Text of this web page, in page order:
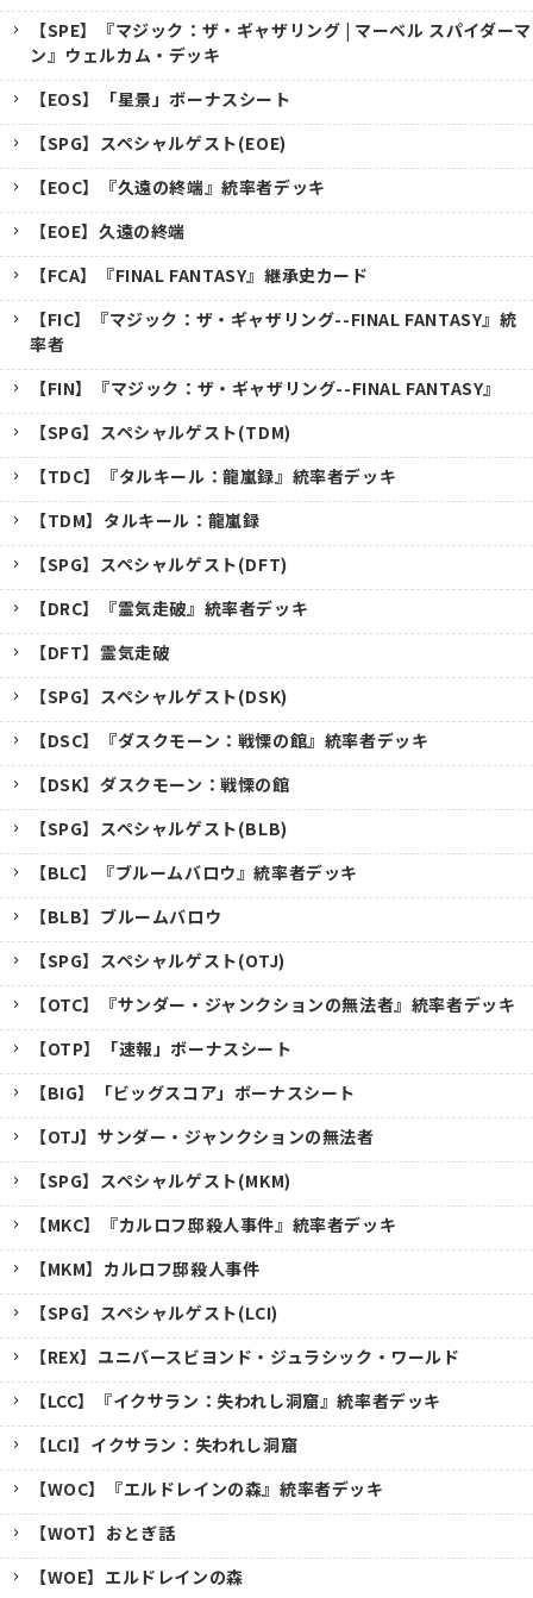
【SPE】『マジック：ザ・ギャザリング | マーベル スパイダーマ
ン』ウェルカム・デッキ
【EOS】「星景」ボーナスシート
【SPG】スペシャルゲスト(EOE)
【EOC】『久遠の終端』統率者デッキ
【EOE】久遠の終端
【FCA】『FINAL FANTASY』継承史カード
【FIC】『マジック：ザ・ギャザリング--FINAL FANTASY』統
率者
【FIN】『マジック：ザ・ギャザリング--FINAL FANTASY』
【SPG】スペシャルゲスト(TDM)
【TDC】『タルキール：龍嵐録』統率者デッキ
【TDM】タルキール：龍嵐録
【SPG】スペシャルゲスト(DFT)
【DRC】『霊気走破』統率者デッキ
【DFT】霊気走破
【SPG】スペシャルゲスト(DSK)
【DSC】『ダスクモーン：戦慄の館』統率者デッキ
【DSK】ダスクモーン：戦慄の館
【SPG】スペシャルゲスト(BLB)
【BLC】『ブルームバロウ』統率者デッキ
【BLB】ブルームバロウ
【SPG】スペシャルゲスト(OTJ)
【OTC】『サンダー・ジャンクションの無法者』統率者デッキ
【OTP】「速報」ボーナスシート
【BIG】「ビッグスコア」ボーナスシート
【OTJ】サンダー・ジャンクションの無法者
【SPG】スペシャルゲスト(MKM)
【MKC】『カルロフ邸殺人事件』統率者デッキ
【MKM】カルロフ邸殺人事件
【SPG】スペシャルゲスト(LCI)
【REX】ユニバースビヨンド・ジュラシック・ワールド
【LCC】『イクサラン：失われし洞窟』統率者デッキ
【LCI】イクサラン：失われし洞窟
【WOC】『エルドレインの森』統率者デッキ
【WOT】おとぎ話
【WOE】エルドレインの森